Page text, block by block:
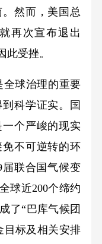
然而，美国总
再次宣布退出
此受挫。
全球治理的重要
科学证实。国
个严峻的现实
不可逆转的环
届联合国气候变
球近200个缔约
了“巴库气候团
目标及相关安排